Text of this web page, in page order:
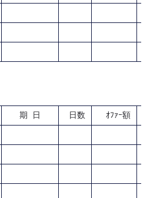
期 日 日数 ｵﾌｧｰ額